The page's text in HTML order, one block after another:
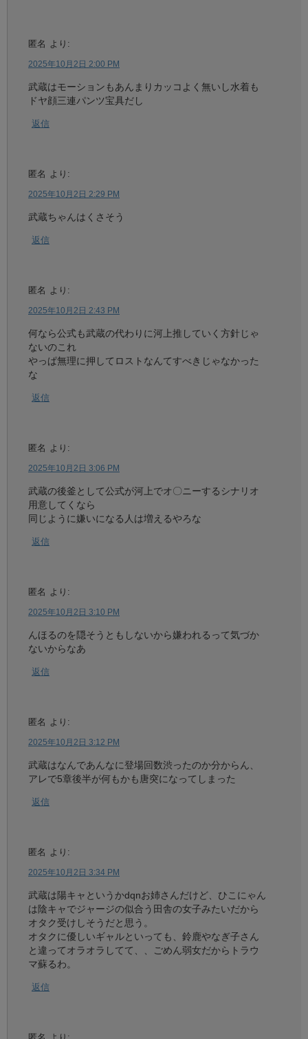
匿名 より:
2025年10月2日 2:00 PM
武蔵はモーションもあんまりカッコよく無いし水着も
ドヤ顔三連パンツ宝具だし
返信
匿名 より:
2025年10月2日 2:29 PM
武蔵ちゃんはくさそう
返信
匿名 より:
2025年10月2日 2:43 PM
何なら公式も武蔵の代わりに河上推していく方針じゃ
ないのこれ
やっぱ無理に押してロストなんてすべきじゃなかった
な
返信
匿名 より:
2025年10月2日 3:06 PM
武蔵の後釜として公式が河上でオ〇ニーするシナリオ
用意してくなら
同じように嫌いになる人は増えるやろな
返信
匿名 より:
2025年10月2日 3:10 PM
んほるのを隠そうともしないから嫌われるって気づか
ないからなあ
返信
匿名 より:
2025年10月2日 3:12 PM
武蔵はなんであんなに登場回数渋ったのか分からん、
アレで5章後半が何もかも唐突になってしまった
返信
匿名 より:
2025年10月2日 3:34 PM
武蔵は陽キャというかdqnお姉さんだけど、ひこにゃん
は陰キャでジャージの似合う田舎の女子みたいだから
オタク受けしそうだと思う。
オタクに優しいギャルといっても、鈴鹿やなぎ子さん
と違ってオラオラしてて、、ごめん弱女だからトラウ
マ蘇るわ。
返信